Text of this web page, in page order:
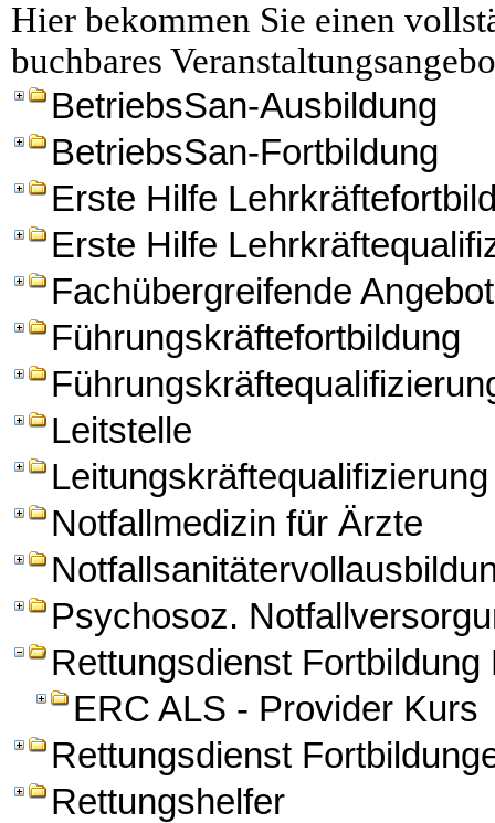
Hier bekommen Sie einen
buchbares
BetriebsSan-Ausbildung
BetriebsSan-Fortbildung
Erste Hilfe
Erste Hilfe
Fachübergreifende
Führungskräftefortbildung
Leitstelle
Leitungskräftequalifizierung
Notfallmedizin für Ärzte
Psychosoz.
Rettungsdienst Fortbildung
ERC ALS - Provider Kurs
Rettungsdienst
Rettungshelfer